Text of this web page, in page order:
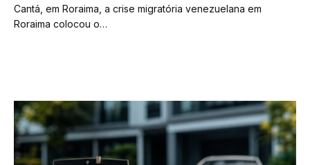
Cantá, em Roraima, a crise migratória venezuelana em
Roraima colocou o…